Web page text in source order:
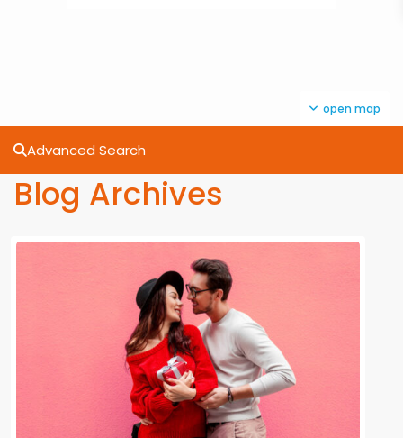
open map
Advanced Search
Blog Archives